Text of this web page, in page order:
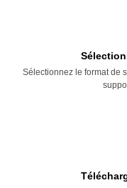
Sélectionnez le format de